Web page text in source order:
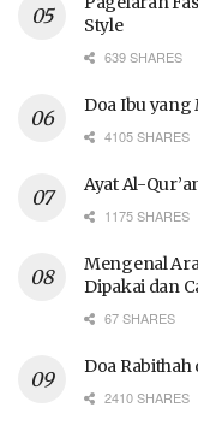
Style
639 SHARES
Doa Ibu yang
4105 SHARES
Ayat Al-
1175 SHARES
Mengenal
Dipakai dan
67 SHARES
Doa
2410 SHARES